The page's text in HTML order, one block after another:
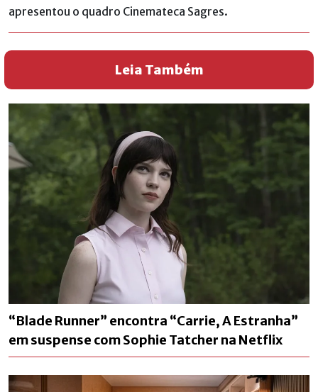
apresentou o quadro Cinemateca Sagres.
Leia Também
“Blade Runner” encontra “Carrie, A Estranha”
em suspense com Sophie Tatcher na Netflix